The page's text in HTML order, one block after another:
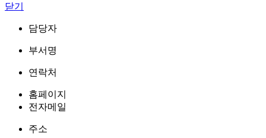
닫기
담당자
부서명
연락처
홈페이지
전자메일
주소